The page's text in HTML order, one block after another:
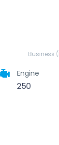
Business
Engine
250